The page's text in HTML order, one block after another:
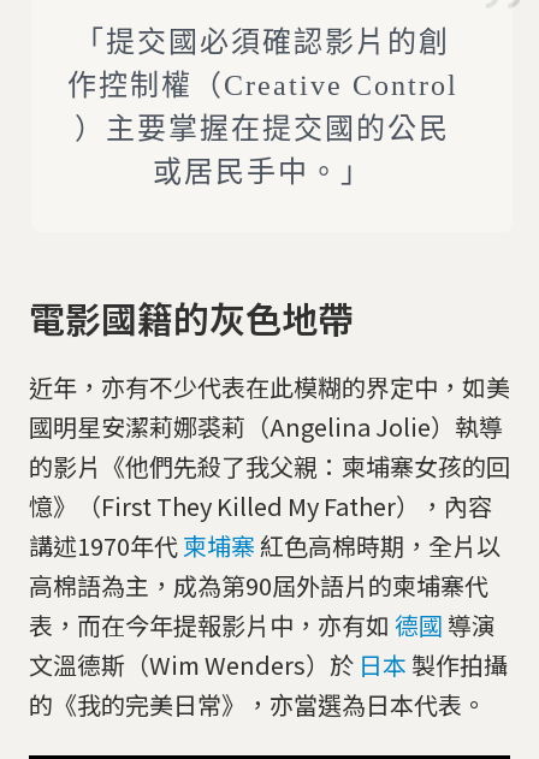
「提交國必須確認影片的創
作控制權（Creative Control
）主要掌握在提交國的公民
或居民手中。」
電影國籍的灰色地帶
近年，亦有不少代表在此模糊的界定中，如美
國明星安潔莉娜裘莉（Angelina Jolie）執導
的影片《他們先殺了我父親：柬埔寨女孩的回
憶》（First They Killed My Father），內容
講述1970年代柬埔寨 紅色高棉時期，全片以
高棉語為主，成為第90屆外語片的柬埔寨代
表，而在今年提報影片中，亦有如 德國 導演
文溫德斯（Wim Wenders）於 日本 製作拍攝
的《我的完美日常》，亦當選為日本代表。